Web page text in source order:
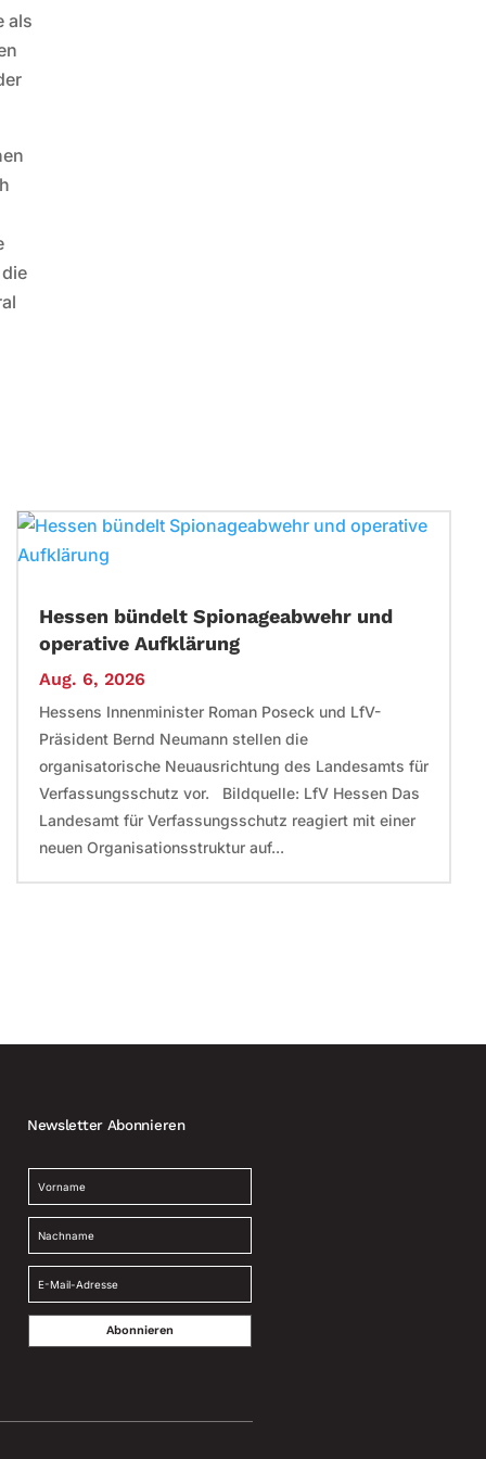
als
Hessen bündelt Spionageabwehr und
operative Aufklärung
Aug. 6, 2026
Hessens Innenminister Roman Poseck und LfV-
Präsident Bernd Neumann stellen die
organisatorische Neuausrichtung des Landesamts für
Verfassungsschutz vor. Bildquelle: LfV Hessen Das
Landesamt für Verfassungsschutz reagiert mit einer
neuen Organisationsstruktur auf...
Newsletter Abonnieren
Abonnieren